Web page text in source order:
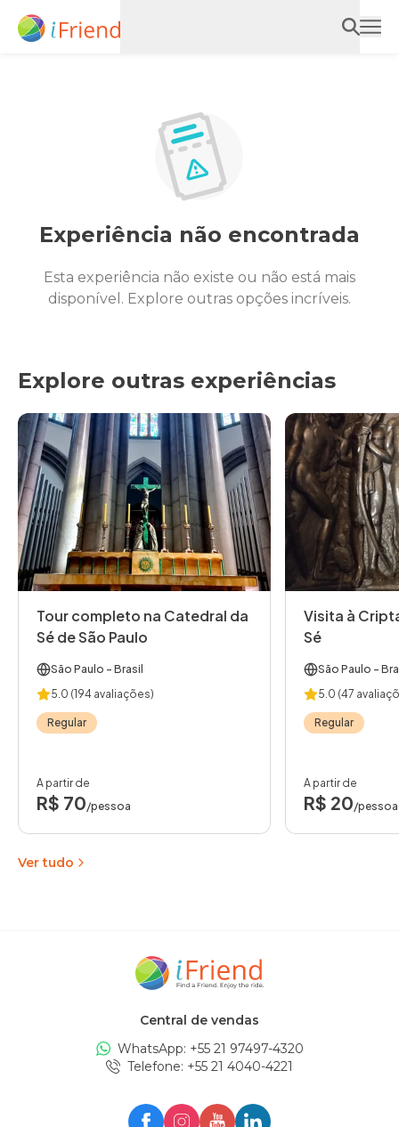
Experiência não encontrada
Esta experiência não existe ou não está mais
disponível. Explore outras opções incríveis.
Explore outras experiências
Tour completo na Catedral da
Sé de São Paulo
São Paulo - Brasil
5.0 (194 avaliações)
Regular
A partir de
R$ 70/pessoa
Visita à
Sé
São Paulo -
5.0 (47
Regular
A partir de
R$ 20/pessoa
Ver tudo
Central de vendas
WhatsApp: +55 21 97497-4320
Telefone: +55 21 4040-4221